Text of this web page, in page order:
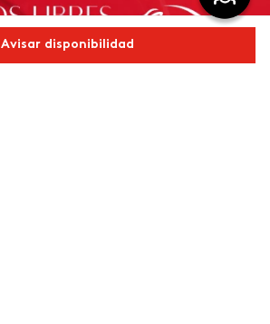
Avisar disponibilidad